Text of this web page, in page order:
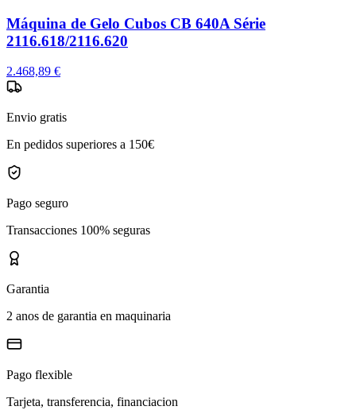
Máquina de Gelo Cubos CB 640A Série
2116.618/2116.620
2.468,89 €
Envio gratis
En pedidos superiores a 150€
Pago seguro
Transacciones 100% seguras
Garantia
2 anos de garantia en maquinaria
Pago flexible
Tarjeta, transferencia, financiacion